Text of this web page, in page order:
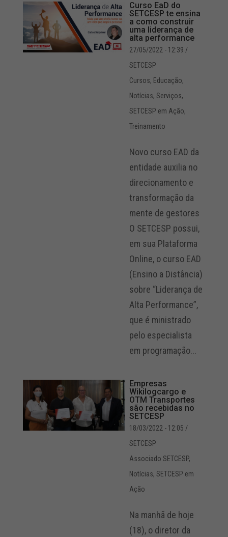
Curso EaD do
SETCESP te ensina
a como construir
uma liderança de
alta performance
27/05/2022 - 12:39 /
SETCESP
Cursos, Educação,
Notícias, Serviços,
SETCESP em Ação,
Treinamento
Novo curso EAD da
entidade auxilia no
direcionamento e
transformação da
mente de gestores
O SETCESP possui,
em sua Plataforma
Online, o curso EAD
(Ensino a Distância)
sobre “Liderança de
Alta Performance”,
que é ministrado
pelo especialista
em programação...
Empresas
Wikilogcargo e
OTM Transportes
são recebidas no
SETCESP
18/03/2022 - 12:05 /
SETCESP
Associado SETCESP,
Notícias, SETCESP em
Ação
Na manhã de hoje
(18), o diretor da